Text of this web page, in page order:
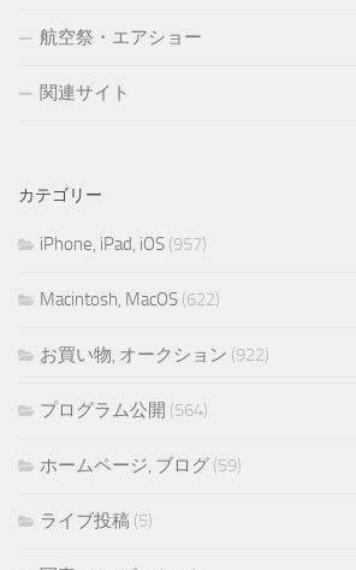
航空祭・エアショー
関連サイト
カテゴリー
iPhone, iPad, iOS (957)
Macintosh, MacOS (622)
お買い物, オークション (922)
プログラム公開 (564)
ホームページ, ブログ (59)
ライブ投稿 (5)